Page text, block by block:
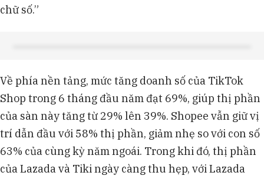
chữ số.”
Về phía nền tảng, mức tăng doanh số của TikTok
Shop trong 6 tháng đầu năm đạt 69%, giúp thị phần
của sàn này tăng từ 29% lên 39%. Shopee vẫn giữ vị
trí dẫn đầu với 58% thị phần, giảm nhẹ so với con số
63% của cùng kỳ năm ngoái. Trong khi đó, thị phần
của Lazada và Tiki ngày càng thu hẹp, với Lazada